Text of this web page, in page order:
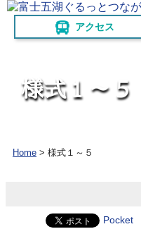
アクセス
様式１ ～ ５
Home > 様式１～５
Pocket